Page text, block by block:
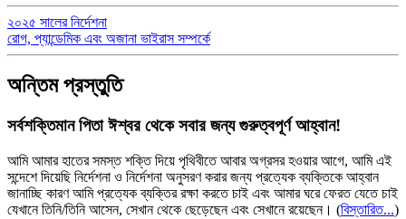
২০২৫ সালের নির্দেশনা
রোগ, প্যান্ডেমিক এবং অজানা ভাইরাস সম্পর্কে
অন্তিম প্রস্তুতি
সর্বশক্তিমান পিতা ঈশ্বর থেকে সবার জন্য গুরুত্বপূর্ণ আহ্বান!
আমি আমার হাতের সমস্ত শক্তি দিয়ে পৃথিবীতে আবার অগ্রসর হওয়ার আগে, আমি এই
সন্দেশে দিয়েছি নির্দেশনা ও নির্দেশনা অনুসরণ করার জন্য প্রত্যেক ব্যক্তিকে আহ্বান
জানাচ্ছি কারণ আমি প্রত্যেক ব্যক্তির রক্ষা করতে চাই এবং আমার ঘরে ফেরত যেতে চাই
যেখানে তিনি/তিনি আসেন, সেখান থেকে ছেড়েছেন এবং সেখানে রয়েছেন। (বিস্তারিত...)